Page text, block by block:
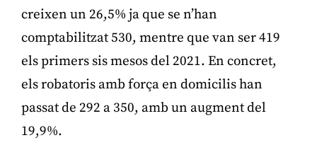
creixen un 26,5% ja que se n’han
comptabilitzat 530, mentre que van ser 419
els primers sis mesos del 2021. En concret,
els robatoris amb força en domicilis han
passat de 292 a 350, amb un augment del
19,9%.